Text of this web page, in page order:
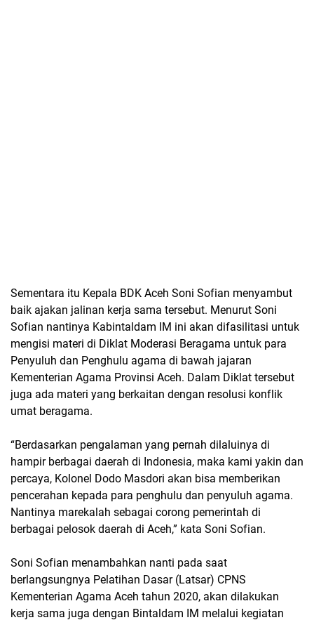
Sementara itu Kepala BDK Aceh Soni Sofian menyambut
baik ajakan jalinan kerja sama tersebut. Menurut Soni
Sofian nantinya Kabintaldam IM ini akan difasilitasi untuk
mengisi materi di Diklat Moderasi Beragama untuk para
Penyuluh dan Penghulu agama di bawah jajaran
Kementerian Agama Provinsi Aceh. Dalam Diklat tersebut
juga ada materi yang berkaitan dengan resolusi konflik
umat beragama.
“Berdasarkan pengalaman yang pernah dilaluinya di
hampir berbagai daerah di Indonesia, maka kami yakin dan
percaya, Kolonel Dodo Masdori akan bisa memberikan
pencerahan kepada para penghulu dan penyuluh agama.
Nantinya marekalah sebagai corong pemerintah di
berbagai pelosok daerah di Aceh,” kata Soni Sofian.
Soni Sofian menambahkan nanti pada saat
berlangsungnya Pelatihan Dasar (Latsar) CPNS
Kementerian Agama Aceh tahun 2020, akan dilakukan
kerja sama juga dengan Bintaldam IM melalui kegiatan